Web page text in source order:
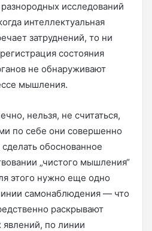
исследований
интеллектуальная
затруднений, то ни
состояния
не обнаруживают
мышления.
нельзя, не считаться,
по себе они совершенно
обоснованное
„чистого мышления“
этого нужно еще одно
самонаблюдения — что
раскрывают
явлений, по линии